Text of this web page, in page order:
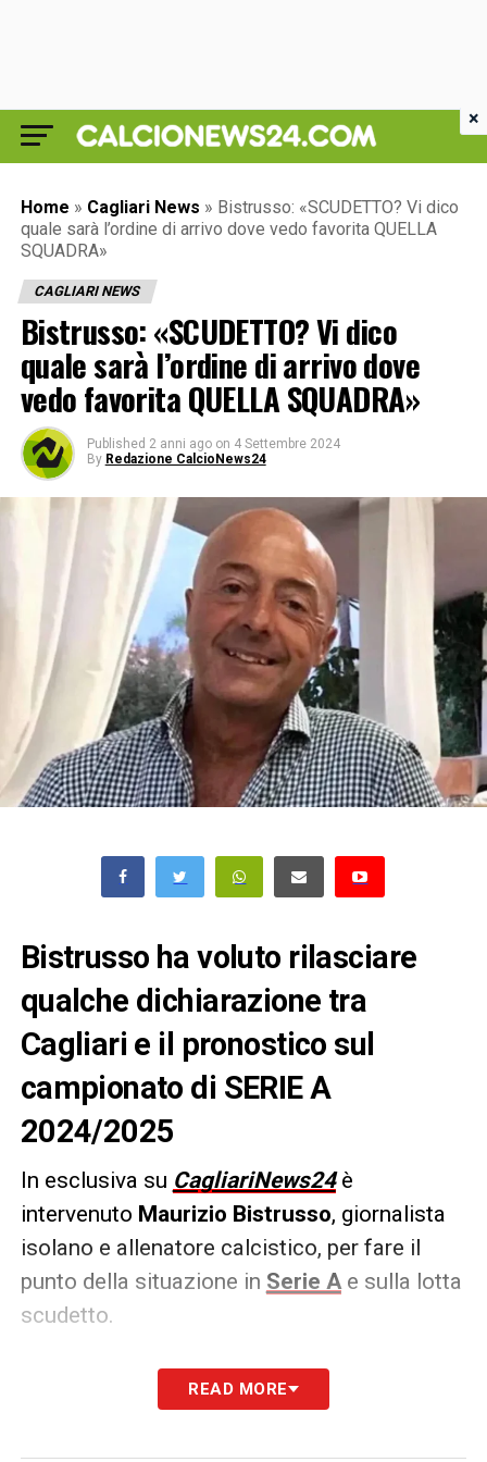
Home » Cagliari News » Bistrusso: «SCUDETTO? Vi dico
quale sarà l’ordine di arrivo dove vedo favorita QUELLA
SQUADRA»
CAGLIARI NEWS
Bistrusso: «SCUDETTO? Vi dico
quale sarà l’ordine di arrivo dove
vedo favorita QUELLA SQUADRA»
Published 2 anni ago on 4 Settembre 2024
By Redazione CalcioNews24
Bistrusso ha voluto rilasciare
qualche dichiarazione tra
Cagliari e il pronostico sul
campionato di SERIE A
2024/2025
In esclusiva su CagliariNews24è
intervenuto Maurizio Bistrusso, giornalista
isolano e allenatore calcistico, per fare il
punto della situazione in Serie Ae sulla lotta
scudetto.
Parlando alla Serie A in generale, come
vedi questo campionato dopo la partenza?
READ MORE
×